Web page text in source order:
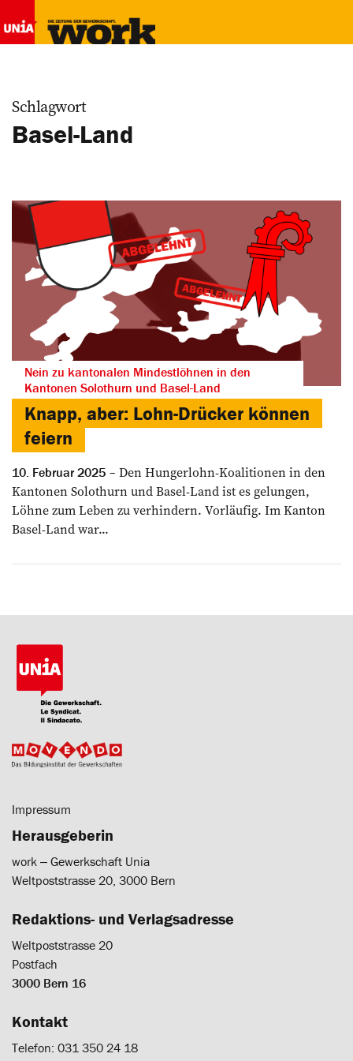
Schlagwort
Basel-Land
Nein zu kantonalen Mindestlöhnen in den
Kantonen Solothurn und Basel-Land
Knapp, aber: Lohn-Drücker können
feiern
10. Februar 2025
Den Hungerlohn-Koalitionen in den
Kantonen Solothurn und Basel-Land ist es gelungen,
Löhne zum Leben zu verhindern. Vorläufig. Im Kanton
Basel-Land war...
Impressum
Herausgeberin
work ‒ Gewerkschaft Unia
Weltpoststrasse 20, 3000 Bern
Redaktions- und Verlagsadresse
Weltpoststrasse 20
Postfach
3000 Bern 16
Kontakt
Telefon: 031 350 24 18